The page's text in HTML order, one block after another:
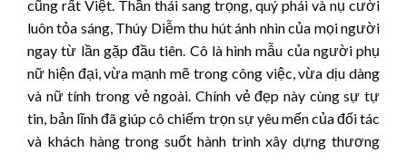
cũng rất Việt. Thần thái sang trọng, quý phái và nụ cười
luôn tỏa sáng, Thúy Diễm thu hút ánh nhìn của mọi người
ngay từ lần gặp đầu tiên. Cô là hình mẫu của người phụ
nữ hiện đại, vừa mạnh mẽ trong công việc, vừa dịu dàng
và nữ tính trong vẻ ngoài. Chính vẻ đẹp này cùng sự tự
tin, bản lĩnh đã giúp cô chiếm trọn sự yêu mến của đối tác
và khách hàng trong suốt hành trình xây dựng thương